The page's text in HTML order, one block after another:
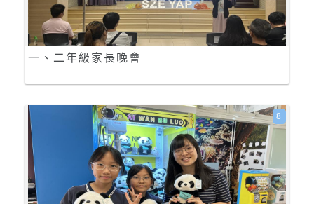
一、二年級家長晚會
8